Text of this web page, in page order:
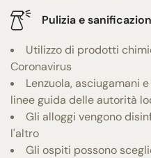
Pulizia e
Utilizzo di prodotti
Coronavirus
Lenzuola, asciugamani
linee guida delle autorità
Gli alloggi vengono
l'altro
Gli ospiti possono